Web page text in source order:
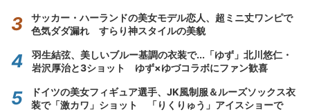
サッカー・ハーランドの美女モデル恋人、超ミニ丈ワンピで
色気ダダ漏れ すらり神スタイルの美貌
羽生結弦、美しいブルー基調の衣装で...「ゆず」北川悠仁・
岩沢厚治と3ショット ゆず×ゆづコラボにファン歓喜
ドイツの美女フィギュア選手、JK風制服＆ルーズソックス衣
装で「激カワ」ショット 「りくりゅう」アイスショーで